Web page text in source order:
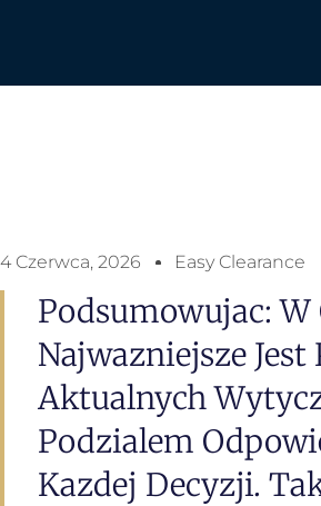
4 Czerwca, 2026 Easy Clearance
Podsumowujac:
Najwazniejsze
Aktualnych
Podzialem
Kazdej Decyzji.